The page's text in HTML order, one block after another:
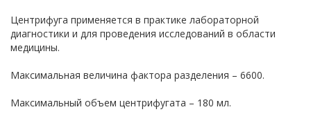
Центрифуга применяется в практике лабораторной
диагностики и для проведения исследований в области
медицины.
Максимальная величина фактора разделения – 6600.
Максимальный объем центрифугата – 180 мл.